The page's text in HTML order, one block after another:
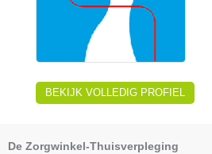
BEKIJK VOLLEDIG PROFIEL
De Zorgwinkel-Thuisverpleging